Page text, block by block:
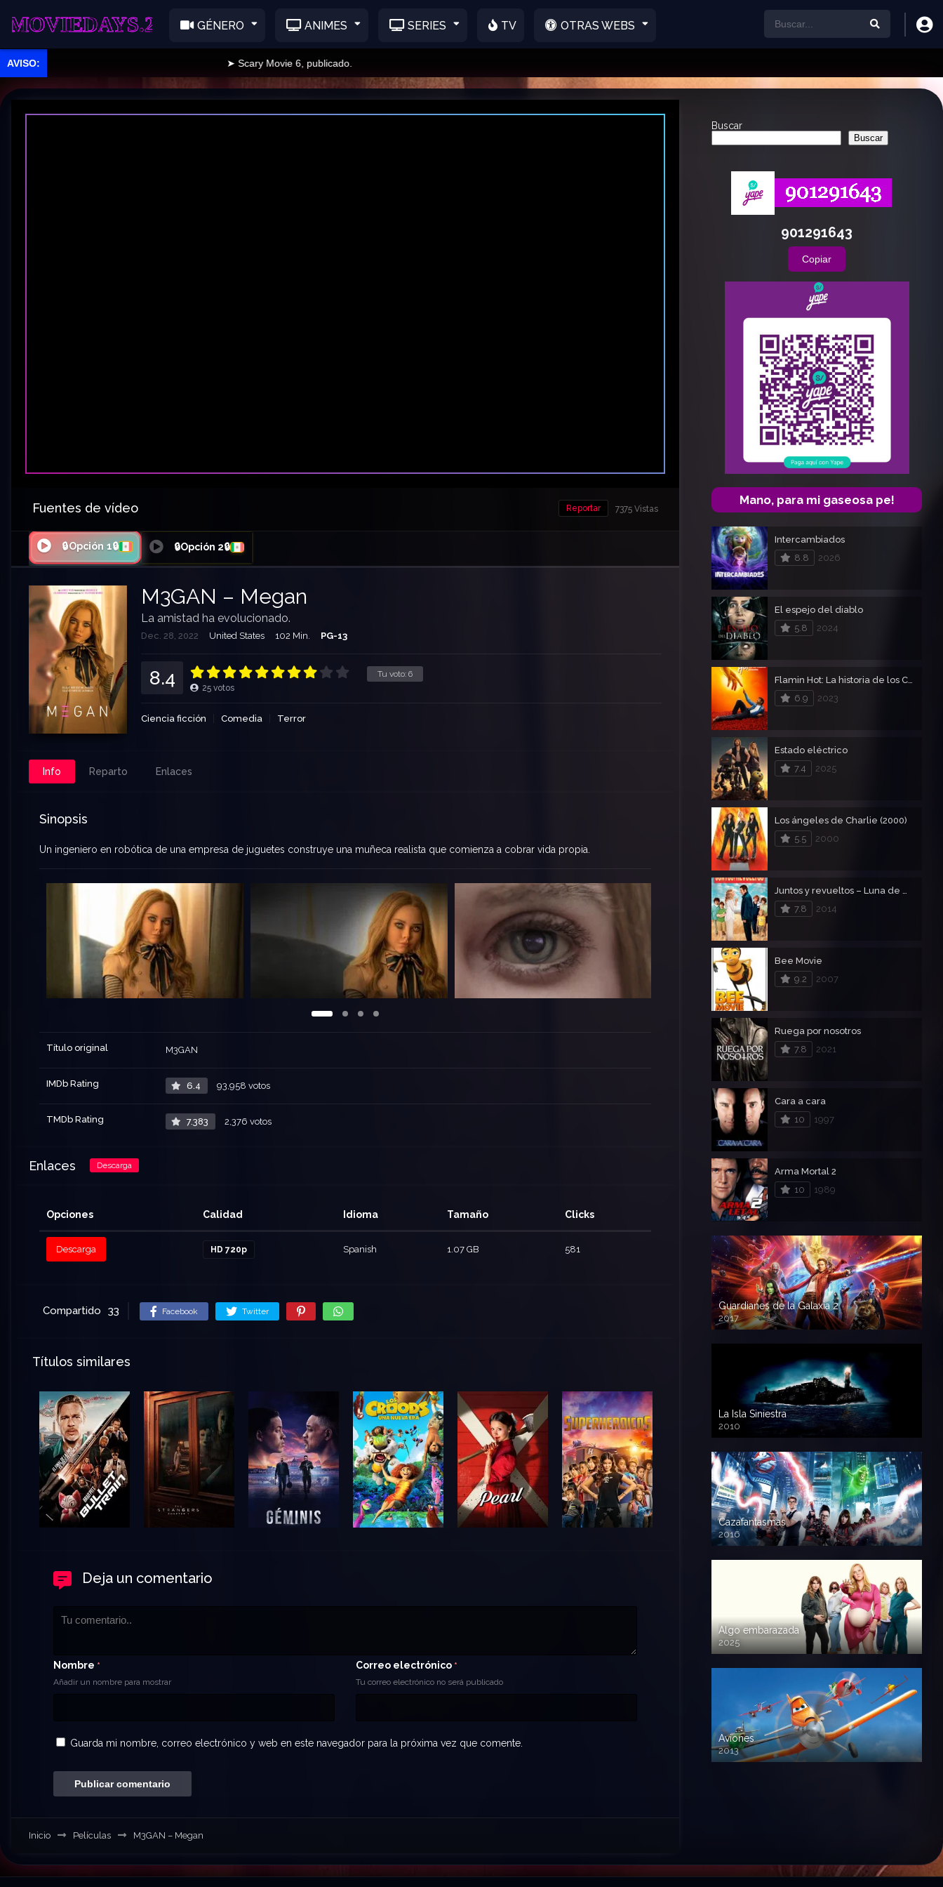
GÉNERO ANIMES SERIES TV OTRAS WEBS
➤ Scary Movie 6, publicado.
Fuentes de vídeo 7375 Vistas
Reportar
🔒Opción 1🔒 🔒Opción 2🔒
M3GAN – Megan
La amistad ha evolucionado.
Dec. 28, 2022 United States 102 Min. PG-13
Tu voto: 6
8.4 25 votos
Ciencia ficción Comedia Terror
Info Reparto Enlaces
Sinopsis
Un ingeniero en robótica de una empresa de juguetes construye una muñeca realista que comienza a cobrar vida propia.
Título original M3GAN
IMDb Rating 6.4 93,958 votos
TMDb Rating 7.383 2,376 votos
Enlaces Descarga
Opciones Calidad Idioma Tamaño Clicks
Descarga HD 720p Spanish 1.07 GB 581
Compartido 33 Facebook Twitter
Títulos similares
Deja un comentario
Nombre *
Añadir un nombre para mostrar
Correo electrónico *
Tu correo electrónico no será publicado
Guarda mi nombre, correo electrónico y web en este navegador para la próxima vez que comente.
Inicio Películas M3GAN – Megan
Buscar
Buscar
901291643
Copiar
Mano, para mi gaseosa pe!
Intercambiados
8.8
2026
El espejo del diablo
5.8
2024
6.9
2023
Estado eléctrico
7.4
2025
Los ángeles de Charlie (2000)
5.5
2000
7.8
2014
Bee Movie
9.2
2007
Ruega por nosotros
7.8
2021
Cara a cara
10
1997
Arma Mortal 2
10
1989
Guardianes de la Galaxia 2
2017
720p HD
La Isla Siniestra
2010
720p HD
Cazafantasmas
2016
720p HD
Algo embarazada
2025
720p HD
Aviones
2013
720 HD